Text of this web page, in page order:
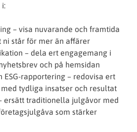
i:
– visa nuvarande och framtida
ni står för mer än affärer
– dela ert engagemang i
och på hemsidan
ESG-rapportering – redovisa ert
tydliga insatser och resultat
ersätt traditionella julgåvor med
som stärker